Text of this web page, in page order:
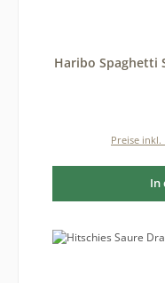
Haribo Spaghetti
Preise inkl.
In